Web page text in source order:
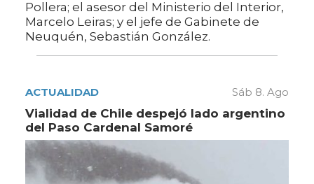
Pollera; el asesor del Ministerio del Interior,
Marcelo Leiras; y el jefe de Gabinete de
Neuquén, Sebastián González.
ACTUALIDAD Sáb 8. Ago
Vialidad de Chile despejó lado argentino
del Paso Cardenal Samoré